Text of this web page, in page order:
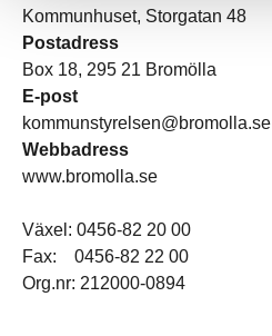
Kommunhuset, Storgatan 48
Postadress
Box 18, 295 21 Bromölla
E-post
kommunstyrelsen@bromolla.se
Webbadress
www.bromolla.se
Växel: 0456-82 20 00
Fax: 0456-82 22 00
Org.nr: 212000-0894